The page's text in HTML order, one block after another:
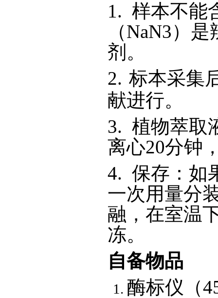
1. 样本不能
（NaN3）是
剂。
2. 标本采集
献进行。
3. 植物萃取
离心20分钟
4. 保存：如
一次用量分
融，在室温
冻。
自备物品
酶标仪（